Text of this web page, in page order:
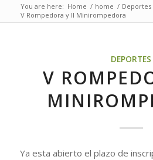
You are here: Home / home / Deportes
V Rompedora y II Minirompedora
DEPORTES
V
Ya esta abierto el plazo de